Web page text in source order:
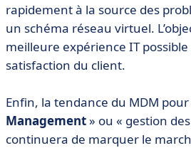
rapidement à la source des
un schéma réseau virtuel.
meilleure expérience IT
satisfaction du client.
Enfin, la tendance du MDM pour
Management» ou « gestion
continuera de marquer le